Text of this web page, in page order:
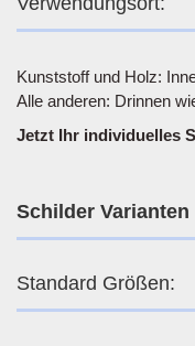
Kunststoff und Holz:
Alle anderen: Drinnen
Jetzt Ihr individuelles
Schilder Varianten
Standard Größen: